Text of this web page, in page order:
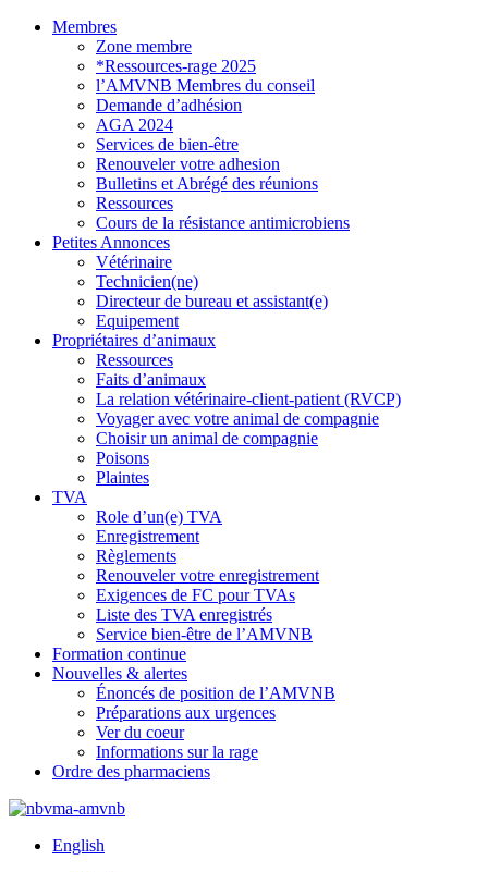
Membres
Zone membre
*Ressources-rage 2025
l’AMVNB Membres du conseil
Demande d’adhésion
AGA 2024
Services de bien-être
Renouveler votre adhesion
Bulletins et Abrégé des réunions
Ressources
Cours de la résistance antimicrobiens
Petites Annonces
Vétérinaire
Technicien(ne)
Directeur de bureau et assistant(e)
Equipement
Propriétaires d’animaux
Ressources
Faits d’animaux
La relation vétérinaire-client-patient (RVCP)
Voyager avec votre animal de compagnie
Choisir un animal de compagnie
Poisons
Plaintes
TVA
Role d’un(e) TVA
Enregistrement
Règlements
Renouveler votre enregistrement
Exigences de FC pour TVAs
Liste des TVA enregistrés
Service bien-être de l’AMVNB
Formation continue
Nouvelles & alertes
Énoncés de position de l’AMVNB
Préparations aux urgences
Ver du coeur
Informations sur la rage
Ordre des pharmaciens
English